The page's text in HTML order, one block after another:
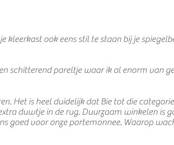
ook eens stil te staan bij je
schitterend pareltje waar ik al enorm van
Het is heel duidelijk dat Bie tot die
duwtje in de rug. Duurzaam winkelen is
goed voor onze portemonnee. Waarop